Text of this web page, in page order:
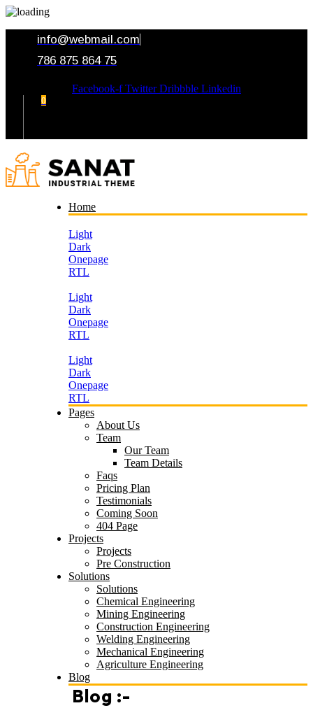
info@webmail.com
786 875 864 75
Facebook-f Twitter Dribbble Linkedin
0
Home
Light
Dark
Onepage
RTL
Light
Dark
Onepage
RTL
Light
Dark
Onepage
RTL
Pages
About Us
Team
Our Team
Team Details
Faqs
Pricing Plan
Testimonials
Coming Soon
404 Page
Projects
Projects
Pre Construction
Solutions
Solutions
Chemical Engineering
Mining Engineering
Construction Engineering
Welding Engineering
Mechanical Engineering
Agriculture Engineering
Blog
Blog :-